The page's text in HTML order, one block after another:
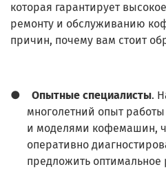
которая гарантирует
ремонту и обслуживанию
причин, почему вам стоит
● Опытные специалисты.
многолетний опыт
и моделями кофемашин,
оперативно
предложить